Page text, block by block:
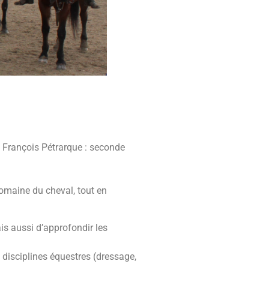
Pétrarque : seconde
du cheval, tout en
aussi d’approfondir les
équestres (dressage,